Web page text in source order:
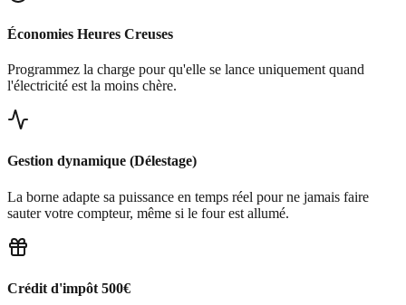
Économies Heures Creuses
Programmez la charge pour qu'elle se lance uniquement quand
l'électricité est la moins chère.
Gestion dynamique (Délestage)
La borne adapte sa puissance en temps réel pour ne jamais faire
sauter votre compteur, même si le four est allumé.
Crédit d'impôt 500€